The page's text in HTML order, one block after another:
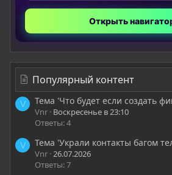
Открыть
Популярный контент
V Тема 'Что будет если создать
Vnr Воскресенье в 23:10
Ответы: 4
V Тема 'Украли контакты багом
Vnr 26.07.2026
Ответы: 7